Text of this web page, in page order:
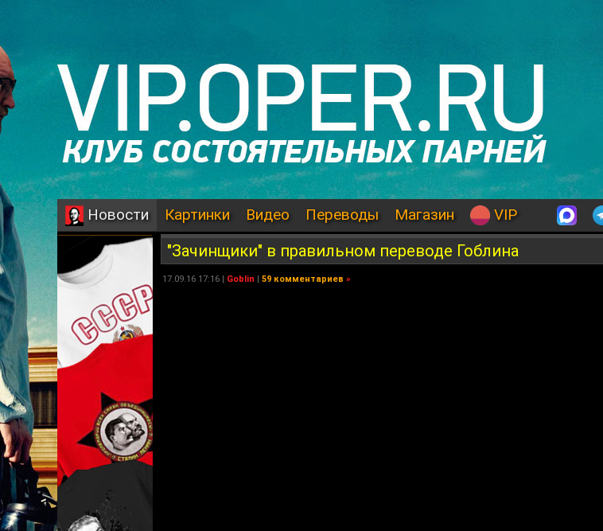
Новости Картинки Видео Переводы Магазин VIP
"Зачинщики" в правильном переводе Гоблина
17.09.16 17:16 | Goblin | 59 комментариев »